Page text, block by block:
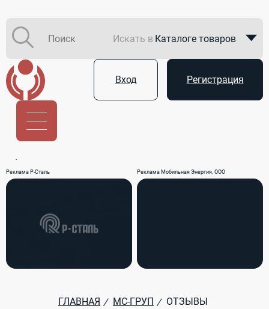
Искать в Каталоге товаров
Вход Регистрация
Реклама Р-Сталь Реклама Мобильная Энергия, ООО
ГЛАВНАЯ / МС-ГРУП / ОТЗЫВЫ